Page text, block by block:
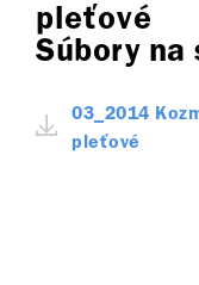
pleťové
Súbory na
03_2014
pleťové